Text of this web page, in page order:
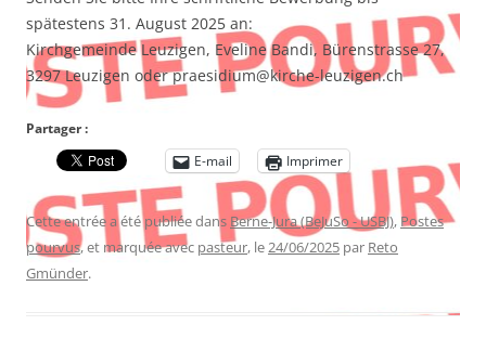
spätestens 31. August 2025 an:
Kirchgemeinde Leuzigen, Eveline Bandi, Bürenstrasse 27,
3297 Leuzigen oder praesidium@kirche-leuzigen.ch
Partager :
E-mail
Imprimer
Cette entrée a été publiée dans Berne-Jura (BeJuSo - USBJ),Postes
pourvus, et marquée avec pasteur, le24/06/2025 par Reto
Gmünder.